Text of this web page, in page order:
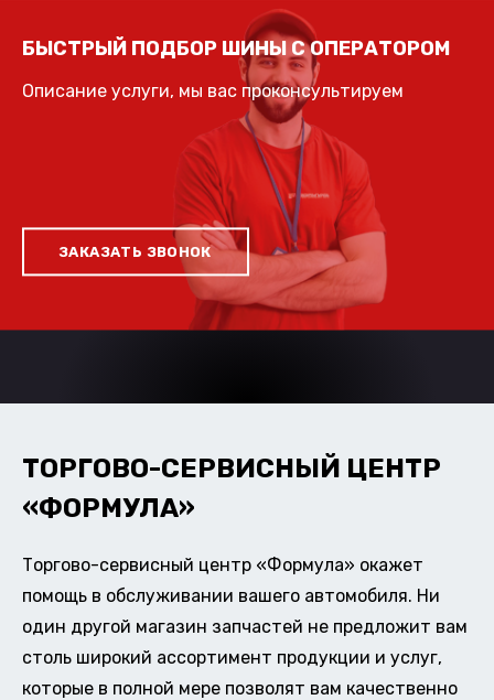
БЫСТРЫЙ ПОДБОР ШИНЫ С ОПЕРАТОРОМ
Описание услуги, мы вас проконсультируем
ЗАКАЗАТЬ ЗВОНОК
ТОРГОВО-СЕРВИСНЫЙ ЦЕНТР
«ФОРМУЛА»
Торгово-сервисный центр «Формула» окажет
помощь в обслуживании вашего автомобиля. Ни
один другой магазин запчастей не предложит вам
столь широкий ассортимент продукции и услуг,
которые в полной мере позволят вам качественно